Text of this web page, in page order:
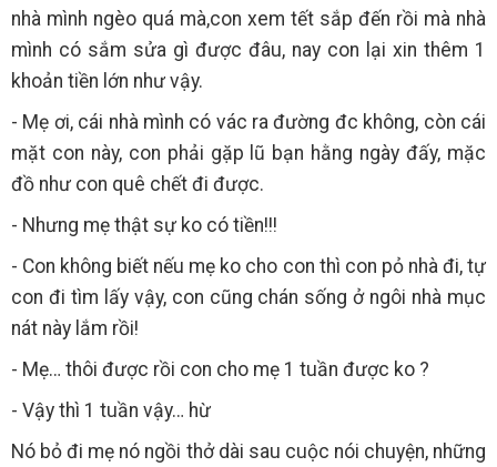
nhà mình ngèo quá mà,con xem tết sắp đến rồi mà nhà
mình có sắm sửa gì được đâu, nay con lại xin thêm 1
khoản tiền lớn như vậy.
- Mẹ ơi, cái nhà mình có vác ra đường đc không, còn cái
mặt con này, con phải gặp lũ bạn hằng ngày đấy, mặc
đồ như con quê chết đi được.
- Nhưng mẹ thật sự ko có tiền!!!
- Con không biết nếu mẹ ko cho con thì con pỏ nhà đi, tự
con đi tìm lấy vậy, con cũng chán sống ở ngôi nhà mục
nát này lắm rồi!
- Mẹ… thôi được rồi con cho mẹ 1 tuần được ko ?
- Vậy thì 1 tuần vậy… hừ
Nó bỏ đi mẹ nó ngồi thở dài sau cuộc nói chuyện, những